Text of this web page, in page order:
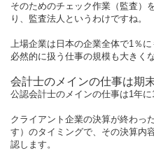
そのためのチェック作業（監査）
り、監査法人というわけですね。
上場企業は日本の企業全体で1％
必然的に扱う仕事の規模も大きく
会計士のメインの仕事は期
公認会計士のメインの仕事は1年に
クライアント企業の決算が終わっ
す）のタイミングで、その決算内
認します。